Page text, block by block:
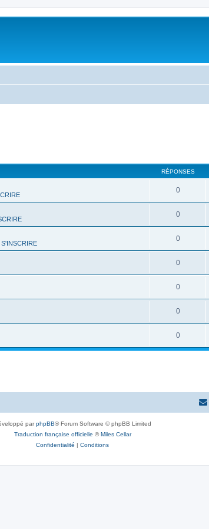
RÉPONSES
0
0
0
0
0
0
0
parphpBB® Forum Software © phpBB Limited
Traduction française officielle ©Miles Cellar
Confidentialité | Conditions